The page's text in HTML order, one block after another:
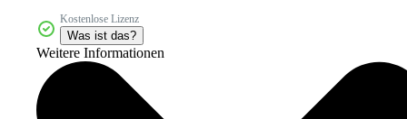
Kostenlose Lizenz
Was ist das?
Weitere Informationen